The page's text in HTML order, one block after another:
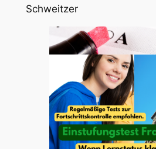
Schweitzer